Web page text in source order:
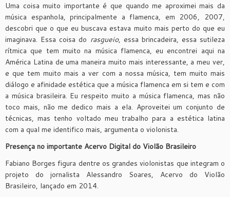
Uma coisa muito importante é que quando me aproximei mais da
música espanhola, principalmente a flamenca, em 2006, 2007,
descobri que o que eu buscava estava muito mais perto do que eu
imaginava. Essa coisa do rasgueio, essa brincadeira, essa sutileza
rítmica que tem muito na música flamenca, eu encontrei aqui na
América Latina de uma maneira muito mais interessante, a meu ver,
e que tem muito mais a ver com a nossa música, tem muito mais
diálogo e afinidade estética que a música flamenca em si tem e com
a música brasileira. Eu respeito muito a música flamenca, mas não
toco mais, não me dedico mais a ela. Aproveitei um conjunto de
técnicas, mas tenho voltado meu trabalho para a estética latina
com a qual me identifico mais, argumenta o violonista.
Presença no importante Acervo Digital do Violão Brasileiro
Fabiano Borges figura dentre os grandes violonistas que integram o
projeto do jornalista Alessandro Soares, Acervo do Violão
Brasileiro, lançado em 2014.